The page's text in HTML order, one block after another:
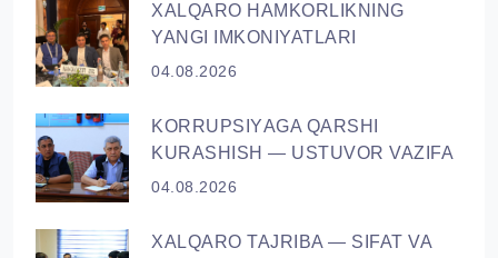
XALQARO HAMKORLIKNING
YANGI IMKONIYATLARI
04.08.2026
KORRUPSIYАGA QARSHI
KURASHISH — USTUVOR VAZIFA
04.08.2026
XALQARO TAJRIBA — SIFAT VA